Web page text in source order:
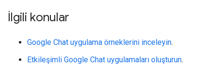
İlgili konular
Google Chat uygulama örneklerini inceleyin.
Etkileşimli Google Chat uygulamaları oluşturun.